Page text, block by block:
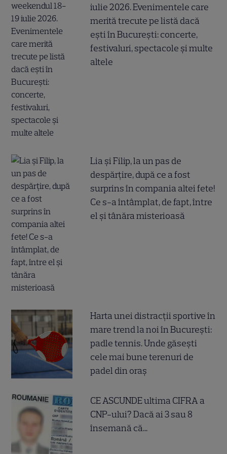
iulie 2026. Evenimentele care
merită trecute pe listă dacă
ești în București: concerte,
festivaluri, spectacole și multe
altele
Lia și Filip, la un pas de
despărțire, după ce a fost
surprins în compania altei fete!
Ce s-a întâmplat, de fapt, între
el și tânăra misterioasă
Harta unei distracții sportive în
mare trend la noi în București:
padle tennis. Unde găsești
cele mai bune terenuri de
padel din oraș
CE ASCUNDE ultima CIFRA a
CNP-ului? Dacă ai 3 sau 8
însemană că...